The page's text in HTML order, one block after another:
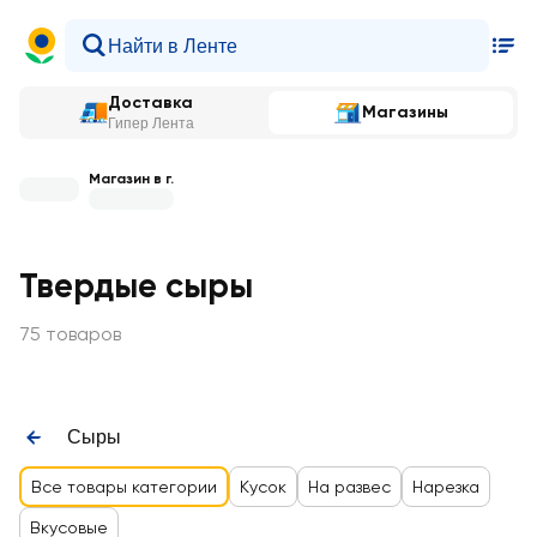
Доставка
Гипер Лента
Магазины
Магазин в г.
Твердые сыры
75 товаров
Сыры
Все товары категории Кусок На развес Нарезка
Вкусовые